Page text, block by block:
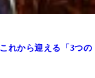
れから迎える「3つの